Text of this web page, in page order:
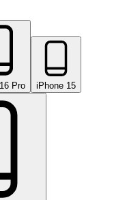
Pro iPhone 15